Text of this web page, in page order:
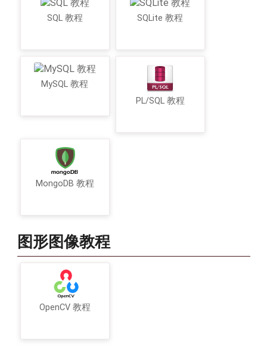
SQL 教程 SQLite 教程
MySQL 教程
PL/SQL 教程
MongoDB 教程
图形图像教程
OpenCV 教程